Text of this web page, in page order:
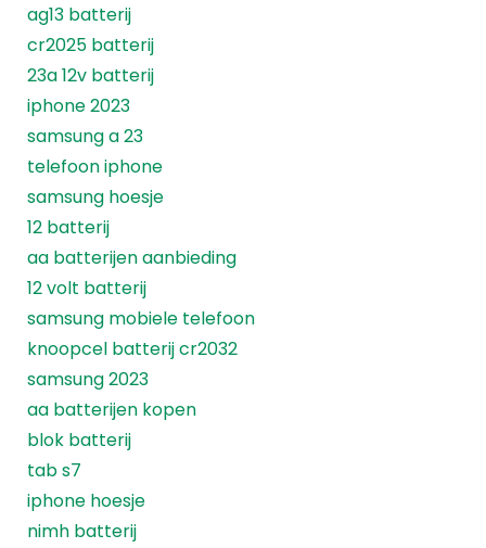
ag13 batterij
cr2025 batterij
23a 12v batterij
iphone 2023
samsung a 23
telefoon iphone
samsung hoesje
12 batterij
aa batterijen aanbieding
12 volt batterij
samsung mobiele telefoon
knoopcel batterij cr2032
samsung 2023
aa batterijen kopen
blok batterij
tab s7
iphone hoesje
nimh batterij